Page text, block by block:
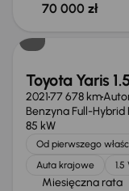
70 000 zł
Toyota Yaris
202177 678 km
Benzyna Full-Hybrid
85 kW
Od pierwszego
Auta krajowe
Miesięczna rata